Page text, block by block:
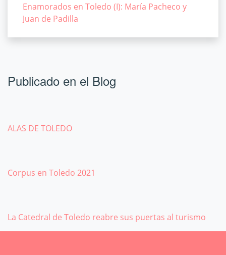
Enamorados en Toledo (I): María Pacheco y
Juan de Padilla
Publicado en el Blog
ALAS DE TOLEDO
Corpus en Toledo 2021
La Catedral de Toledo reabre sus puertas al turismo